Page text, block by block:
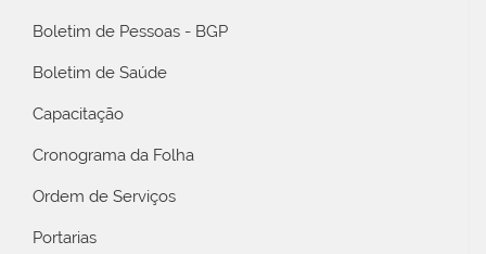
Boletim de Pessoas - BGP
Boletim de Saúde
Capacitação
Cronograma da Folha
Ordem de Serviços
Portarias